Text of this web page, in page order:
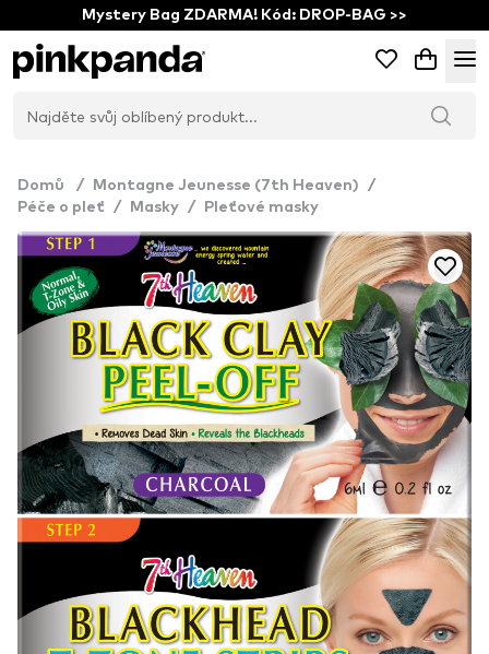
Mystery Bag ZDARMA! Kód: DROP-BAG >>
Domů / Montagne Jeunesse (7th Heaven)
/
Péče o pleť
/ Masky / Pleťové masky